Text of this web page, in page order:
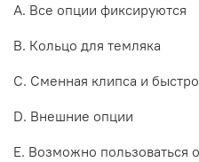
A. Все опции фиксируются
B. Кольцо для темляка
C. Сменная клипса и
D. Внешние опции
E. Возможно пользоваться